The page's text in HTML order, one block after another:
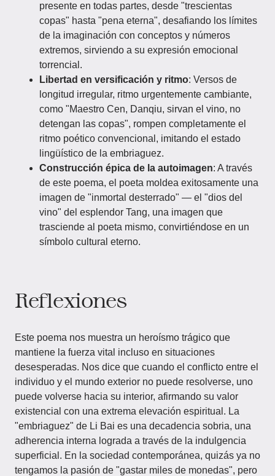
presente en todas partes, desde "trescientas
copas" hasta "pena eterna", desafiando los límites
de la imaginación con conceptos y números
extremos, sirviendo a su expresión emocional
torrencial.
Libertad en versificación y ritmo: Versos de
longitud irregular, ritmo urgentemente cambiante,
como "Maestro Cen, Danqiu, sirvan el vino, no
detengan las copas", rompen completamente el
ritmo poético convencional, imitando el estado
lingüístico de la embriaguez.
Construcción épica de la autoimagen: A través
de este poema, el poeta moldea exitosamente una
imagen de "inmortal desterrado" — el "dios del
vino" del esplendor Tang, una imagen que
trasciende al poeta mismo, convirtiéndose en un
símbolo cultural eterno.
Reflexiones
Este poema nos muestra un heroísmo trágico que
mantiene la fuerza vital incluso en situaciones
desesperadas. Nos dice que cuando el conflicto entre el
individuo y el mundo exterior no puede resolverse, uno
puede volverse hacia su interior, afirmando su valor
existencial con una extrema elevación espiritual. La
"embriaguez" de Li Bai es una decadencia sobria, una
adherencia interna lograda a través de la indulgencia
superficial. En la sociedad contemporánea, quizás ya no
tengamos la pasión de "gastar miles de monedas", pero